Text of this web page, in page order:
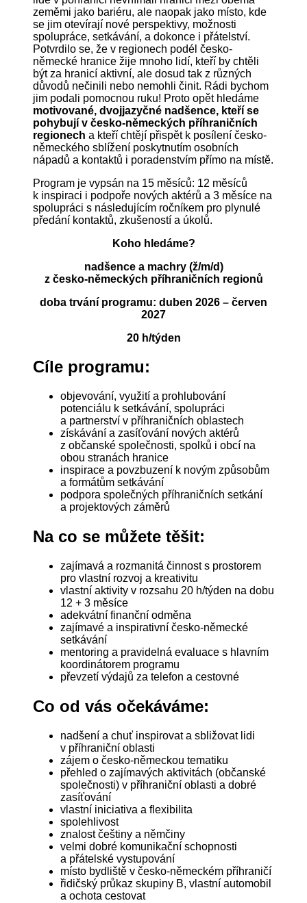
zeměmi jako bariéru, ale naopak jako místo, kde
se jim otevírají nové perspektivy, možnosti
spolupráce, setkávání, a dokonce i přátelství.
Potvrdilo se, že v regionech podél česko-
německé hranice žije mnoho lidí, kteří by chtěli
být za hranicí aktivní, ale dosud tak z různých
důvodů nečinili nebo nemohli činit. Rádi bychom
jim podali pomocnou ruku! Proto opět hledáme
motivované, dvojjazyčné nadšence, kteří se
pohybují v česko-německých příhraničních
regionech a kteří chtějí přispět k posílení česko-
německého sblížení poskytnutím osobních
nápadů a kontaktů i poradenstvím přímo na místě.
Program je vypsán na 15 měsíců: 12 měsíců
k inspiraci i podpoře nových aktérů a 3 měsíce na
spolupráci s následujícím ročníkem pro plynulé
předání kontaktů, zkušeností a úkolů.
Koho hledáme?
nadšence a machry (ž/m/d)
z česko-německých příhraničních regionů
doba trvání programu: duben 2026 – červen
2027
20 h/týden
Cíle programu:
objevování, využití a prohlubování
potenciálu k setkávání, spolupráci
a partnerství v příhraničních oblastech
získávání a zasíťování nových aktérů
z občanské společnosti, spolků i obcí na
obou stranách hranice
inspirace a povzbuzení k novým způsobům
a formátům setkávání
podpora společných příhraničních setkání
a projektových záměrů
Na co se můžete těšit:
zajímavá a rozmanitá činnost s prostorem
pro vlastní rozvoj a kreativitu
vlastní aktivity v rozsahu 20 h/týden na dobu
12 + 3 měsíce
adekvátní finanční odměna
zajímavé a inspirativní česko-německé
setkávání
mentoring a pravidelná evaluace s hlavním
koordinátorem programu
převzetí výdajů za telefon a cestovné
Co od vás očekáváme:
nadšení a chuť inspirovat a sbližovat lidi
v příhraniční oblasti
zájem o česko-německou tematiku
přehled o zajímavých aktivitách (občanské
společnosti) v příhraniční oblasti a dobré
zasíťování
vlastní iniciativa a flexibilita
spolehlivost
znalost češtiny a němčiny
velmi dobré komunikační schopnosti
a přátelské vystupování
místo bydliště v česko-německém příhraničí
řidičský průkaz skupiny B, vlastní automobil
a ochota cestovat